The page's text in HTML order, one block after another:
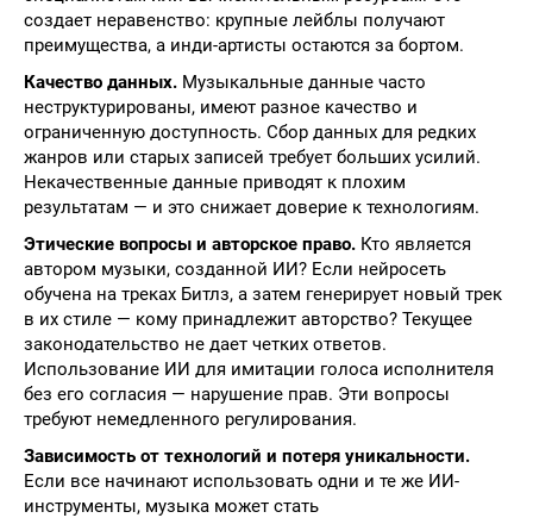
создает неравенство: крупные лейблы получают
преимущества, а инди-артисты остаются за бортом.
Качество данных. Музыкальные данные часто
неструктурированы, имеют разное качество и
ограниченную доступность. Сбор данных для редких
жанров или старых записей требует больших усилий.
Некачественные данные приводят к плохим
результатам — и это снижает доверие к технологиям.
Этические вопросы и авторское право. Кто является
автором музыки, созданной ИИ? Если нейросеть
обучена на треках Битлз, а затем генерирует новый трек
в их стиле — кому принадлежит авторство? Текущее
законодательство не дает четких ответов.
Использование ИИ для имитации голоса исполнителя
без его согласия — нарушение прав. Эти вопросы
требуют немедленного регулирования.
Зависимость от технологий и потеря уникальности.
Если все начинают использовать одни и те же ИИ-
инструменты, музыка может стать